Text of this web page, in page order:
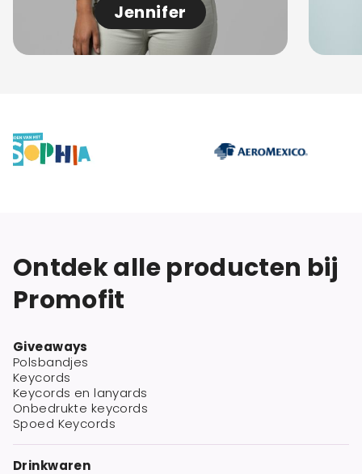
Jennifer
Ontdek alle producten bij
Promofit
Giveaways
Polsbandjes
Keycords
Keycords en lanyards
Onbedrukte keycords
Spoed Keycords
Drinkwaren